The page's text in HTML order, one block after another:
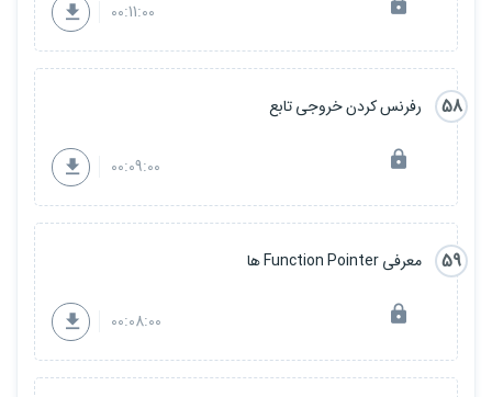
00:11:00
58 رفرنس کردن خروجی تابع
00:09:00
59 معرفی Function Pointer ها
00:08:00